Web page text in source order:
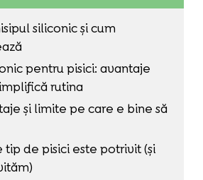
siliconic și cum
pentru pisici: avantaje
rutina
și limite pe care e bine să
tip de pisici este potrivit (și